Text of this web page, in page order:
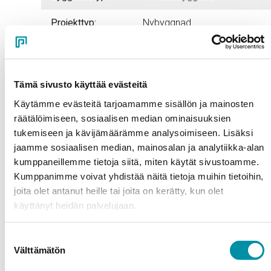
Tämä sivusto käyttää evästeitä
Käytämme evästeitä tarjoamamme sisällön ja mainosten
räätälöimiseen, sosiaalisen median ominaisuuksien
tukemiseen ja kävijämäärämme analysoimiseen. Lisäksi
jaamme sosiaalisen median, mainosalan ja analytiikka-alan
kumppaneillemme tietoja siitä, miten käytät sivustoamme.
Kumppanimme voivat yhdistää näitä tietoja muihin tietoihin,
joita olet antanut heille tai joita on kerätty, kun olet
käyttänyt heidän palvelujaan.
valinta
Välttämätön
Projekttyp: Nybyggnad
Sigge Arkki­tehdit Oy
Byggentreprenör: Rakennustoimisto Lundén Oy
Metallbyggare: Raision Metalli Oy
Turun Teknologiakiinteistöt Oy
Bruttoarea: 7300 m2